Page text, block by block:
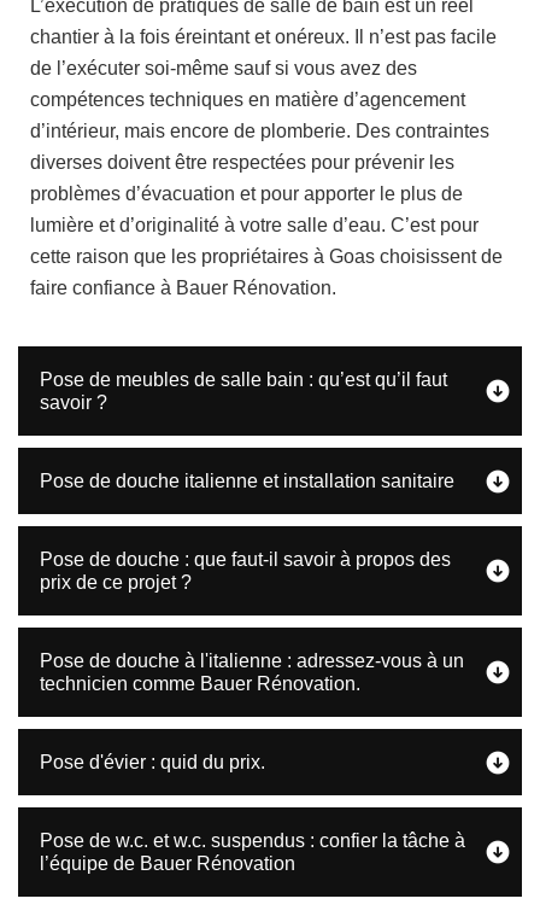
L’exécution de pratiques de salle de bain est un réel
chantier à la fois éreintant et onéreux. Il n’est pas facile
de l’exécuter soi-même sauf si vous avez des
compétences techniques en matière d’agencement
d’intérieur, mais encore de plomberie. Des contraintes
diverses doivent être respectées pour prévenir les
problèmes d’évacuation et pour apporter le plus de
lumière et d’originalité à votre salle d’eau. C’est pour
cette raison que les propriétaires à Goas choisissent de
faire confiance à Bauer Rénovation.
Pose de meubles de salle bain : qu’est qu’il faut
savoir ?
Pose de douche italienne et installation sanitaire
Pose de douche : que faut-il savoir à propos des
prix de ce projet ?
Pose de douche à l'italienne : adressez-vous à un
technicien comme Bauer Rénovation.
Pose d'évier : quid du prix.
Pose de w.c. et w.c. suspendus : confier la tâche à
l’équipe de Bauer Rénovation